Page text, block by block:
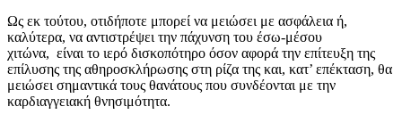
Ως εκ τούτου, οτιδήποτε μπορεί να μειώσει με ασφάλεια ή,
καλύτερα, να αντιστρέψει την πάχυνση του έσω-μέσου
χιτώνα, είναι το ιερό δισκοπότηρο όσον αφορά την επίτευξη της
επίλυσης της αθηροσκλήρωσης στη ρίζα της και, κατ’ επέκταση, θα
μειώσει σημαντικά τους θανάτους που συνδέονται με την
καρδιαγγειακή θνησιμότητα.